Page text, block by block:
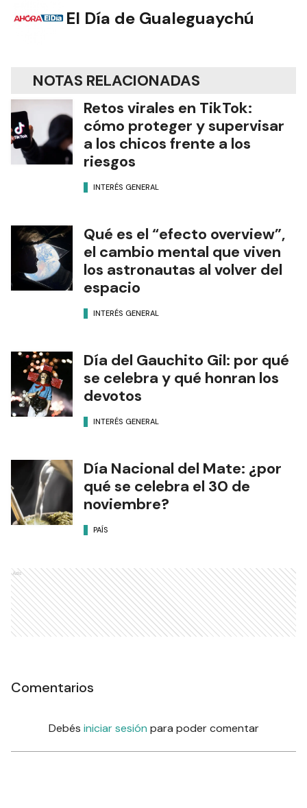
El Día de Gualeguaychú
NOTAS RELACIONADAS
Retos virales en TikTok:
cómo proteger y supervisar
a los chicos frente a los
riesgos
INTERÉS GENERAL
Qué es el “efecto overview”,
el cambio mental que viven
los astronautas al volver del
espacio
INTERÉS GENERAL
Día del Gauchito Gil: por qué
se celebra y qué honran los
devotos
INTERÉS GENERAL
Día Nacional del Mate: ¿por
qué se celebra el 30 de
noviembre?
PAÍS
Ads
Comentarios
Debés iniciar sesión para poder comentar